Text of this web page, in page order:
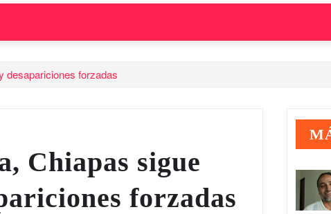
desapariciones forzadas
Chiapas sigue
forzadas